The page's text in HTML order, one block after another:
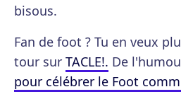
bisous.
Fan de foot ? Tu en veux
tour sur TACLE!. De
pour célébrer le Foot